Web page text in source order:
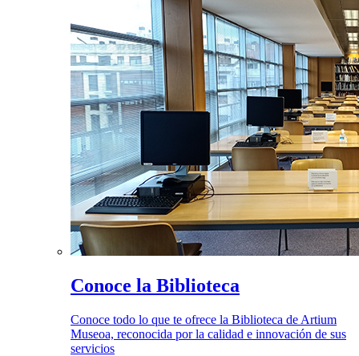
Conoce la Biblioteca
Conoce todo lo que te ofrece la Biblioteca de Artium
Museoa, reconocida por la calidad e innovación de sus
servicios